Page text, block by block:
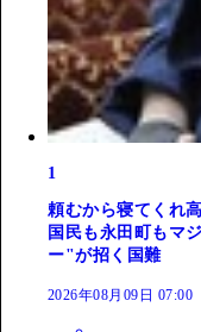
1
頼むから寝てくれ
国民も永田町もマ
ー"が招く国難
2026年08月09日 07:00